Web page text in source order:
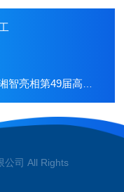
亮相第49届高教展
公司 All Rights